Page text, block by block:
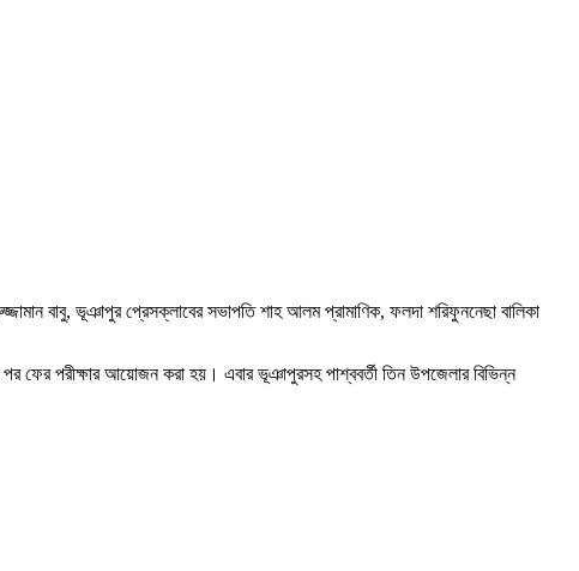
বাবু, ভূঞাপুর প্রেসক্লাবের সভাপতি শাহ আলম প্রামাণিক, ফলদা শরিফুননেছা বালিকা
ফের পরীক্ষার আয়োজন করা হয়। এবার ভূঞাপুরসহ পাশ্ববর্তী তিন উপজেলার বিভিন্ন